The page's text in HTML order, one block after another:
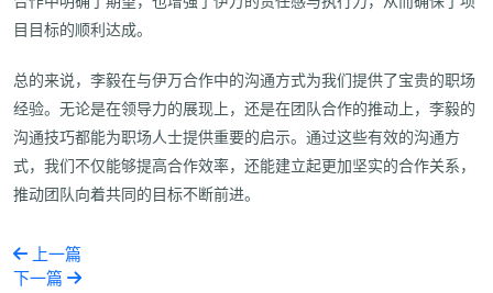
目目标的顺利达成。
总的来说，李毅在与伊万合作中的沟通方式为我们提供了宝贵的职场
经验。无论是在领导力的展现上，还是在团队合作的推动上，李毅的
沟通技巧都能为职场人士提供重要的启示。通过这些有效的沟通方
式，我们不仅能够提高合作效率，还能建立起更加坚实的合作关系，
推动团队向着共同的目标不断前进。
上一篇
下一篇